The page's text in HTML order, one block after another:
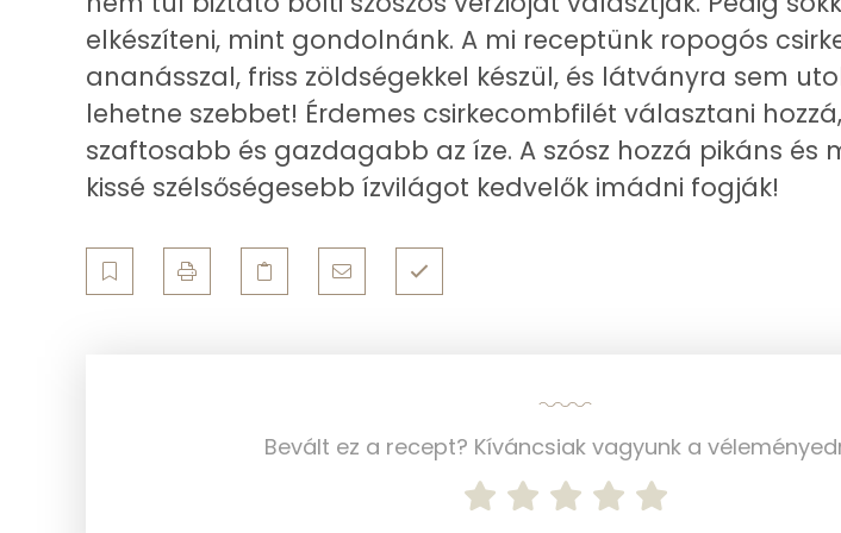
Összesen
Szelén
Kálcium
Vas
Foszfor
elkészíteni, mint gondolnánk. A mi receptünk ropogós
ananásszal, friss zöldségekkel készül, és látványra sem
lehetne szebbet! Érdemes csirkecombfilét választani
szaftosabb és gazdagabb az íze. A szósz hozzá pikáns és
kissé szélsőségesebb ízvilágot kedvelők imádni fogják!
Bevált ez a recept? Kíváncsiak vagyunk a